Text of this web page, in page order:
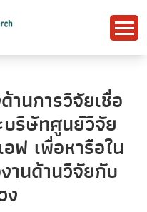
านการวิจัยเชื่อ
ริษัทศูนย์วิจัย
ฟ เพื่อหารือใน
านด้านวิจัยกับ
ง